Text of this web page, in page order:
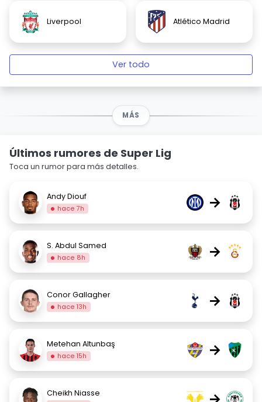
Liverpool Atlético Madrid
Ver todo
MÁS
Últimos rumores de Super Lig
Toca un rumor para más detalles.
Andy Diouf
hace 7h →
S. Abdul Samed
hace 8h →
Conor Gallagher
hace 13h →
Metehan Altunbaş
hace 15h →
Cheikh Niasse